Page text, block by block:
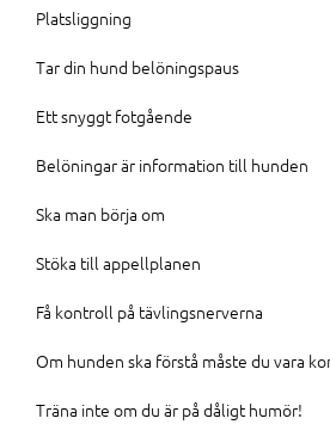
Platsliggning
Tar din hund belöningspaus
Ett snyggt fotgående
Belöningar är information till hunden
Ska man börja om
Stöka till appellplanen
Få kontroll på tävlingsnerverna
Om hunden ska förstå måste du vara
Träna inte om du är på dåligt humör!